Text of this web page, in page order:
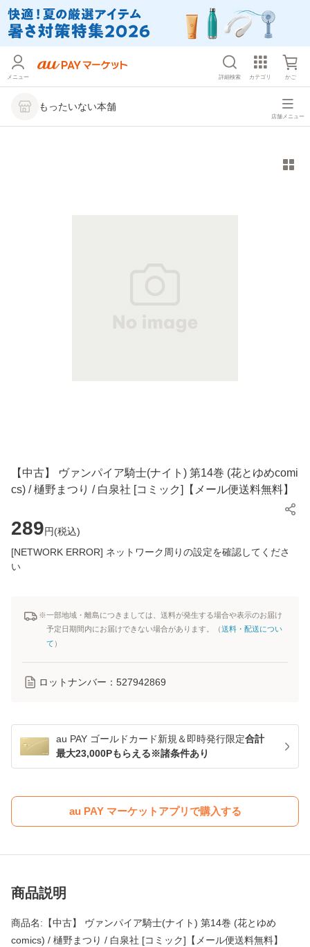
メニュー 詳細検索 カテゴリ かご
もったいない本舗
店舗メニュー
【中古】 ヴァンパイア騎士(ナイト) 第14巻 (花とゆめcomi
cs) / 樋野まつり / 白泉社 [コミック]【メール便送料無料】
289円(税込)
[NETWORK ERROR] ネットワーク周りの設定を確認してくださ
い
※一部地域・離島につきましては、送料が発生する場合や表示のお届け
予定日期間内にお届けできない場合があります。（送料・配送につい
て ）
ロットナンバー： 527942869
au PAY ゴールドカード新規＆即時発行限定合計
最大23,000Pもらえる※諸条件あり
au PAY マーケットアプリで購入する
商品説明
商品名:【中古】 ヴァンパイア騎士(ナイト) 第14巻 (花とゆめ
comics) / 樋野まつり / 白泉社 [コミック]【メール便送料無料】